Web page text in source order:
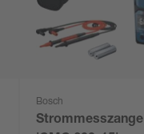
Bosch
Strommesszange